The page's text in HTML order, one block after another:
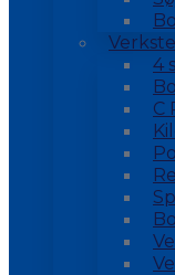
4
C